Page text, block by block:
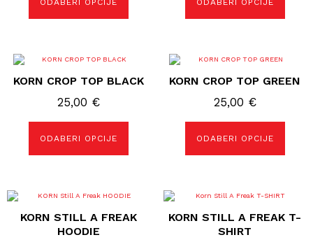
ODABERI OPCIJE
na
ODABERI OPCIJE
na
KORN CROP TOP BLACK
25,00 €
ODABERI OPCIJE
Ovaj
ima
varijanti.
se
odabrati
KORN CROP TOP GREEN
25,00 €
ODABERI OPCIJE
Ovaj
ima
varijanti.
se
odabrati
KORN STILL A FREAK
HOODIE
Ovaj
ima
varijanti.
KORN STILL A FREAK T-
SHIRT
Ovaj
ima
varijanti.